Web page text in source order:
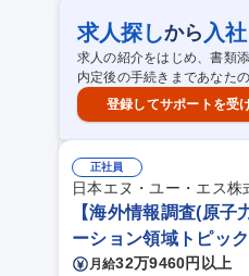
務、見積作成、契約事務業
入り、調整業務を担っていただきます
境コンサルティング企業～
求人探しから 入
求人の紹介をはじめ、書類
内定後の手続きまであなた
登録してサポートを受
正社員
日本エヌ・ユー・エス株
【海外情報調査(原
ーション領域トピッ
月給32万9460円以上